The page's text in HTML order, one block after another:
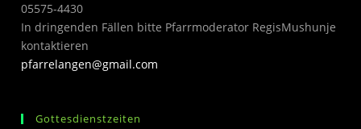
05575-4430
In dringenden Fällen bitte Pfarrmoderator RegisMushunje
kontaktieren
pfarrelangen@gmail.com
Gottesdienstzeiten